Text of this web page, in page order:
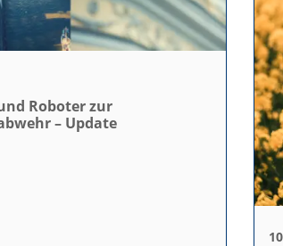
Roboter zur
– Update